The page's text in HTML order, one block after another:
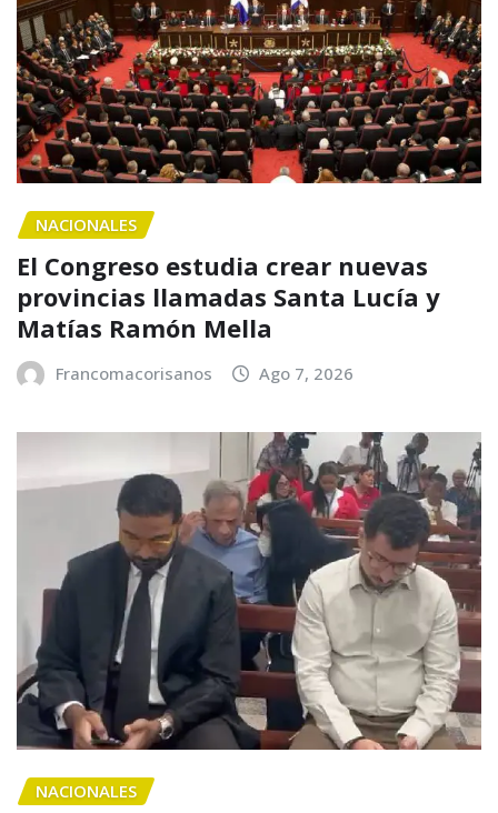
NACIONALES
El Congreso estudia crear nuevas
provincias llamadas Santa Lucía y
Matías Ramón Mella
Francomacorisanos Ago 7, 2026
NACIONALES